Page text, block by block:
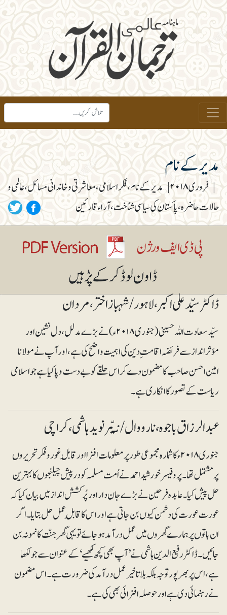
مدیر کے نام
فروری ۲۰۱۸ | مدیر کے نام، فکر اسلامی، معاشرتی و خاندانی مسائل، عالمی و
حالات حاضرہ، پاکستان کی سیاسی شناخت، آراء قارئین
ڈاکٹر سیّد علی اکبر ،لاہور/ شہباز اختر ،مردان
سیّد سعادت اللہ حسینی (جنوری ۲۰۱۸ء) نے بڑے مدلل، دل نشین اور
مؤثرانداز سے فریضہ اقامت ِ دین کی اہمیت واضح کی ہے، اور آپ نے مولانا
امین احسن صاحب کا مضمون دے کر اس حلقے کو بے دست و پا کیا ہے جو اسلامی
ریاست کے تصور کا انکاری ہے۔
عبدالرزاق باجوہ ،نارووال / نـیّر نوید ہاشمی، کراچی
جنوری ۲۰۱۸ء کا شمارہ مجموعی طور پر معلومات افزا اور قابلِ غوروفکر تحریروں
پر مشتمل تھا۔ پروفیسر خورشیداحمد نے اُمت مسلمہ کو درپیش چیلنجوں کا بہترین
حل پیش کیا۔ عابدہ فرحین نے بڑے جان دار اور پُرکشش انداز میں بیان کیا کہ
عورت عورت کی دشمن کیوں بن جاتی ہے اور اس کا قابلِ عمل حل بتایا۔ اگر
ان باتوں پر ہمارے گھروں میں عمل درآمد ہوجائے تو یہی گھر جنّت کا نمونہ بن
جائیں۔ ڈاکٹر رفیع الدین ہاشمی نے ’آپ بھی کچھ لکھیے‘ کے عنوان سے جو لکھا
ہے، اس پر بھرپور توجہ بلکہ بلاتاخیر عمل درآمد کی ضرورت ہے۔ اس مضمون
نے رہنمائی دی ہے اور حوصلہ افزائی بھی کی ہے۔